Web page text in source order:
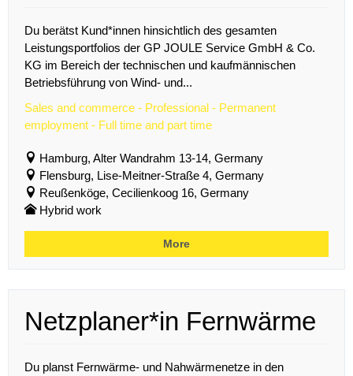
Du berätst Kund*innen hinsichtlich des gesamten
Leistungsportfolios der GP JOULE Service GmbH & Co.
KG im Bereich der technischen und kaufmännischen
Betriebsführung von Wind- und...
Sales and commerce - Professional - Permanent
employment - Full time and part time
Hamburg, Alter Wandrahm 13-14, Germany
Flensburg, Lise-Meitner-Straße 4, Germany
Reußenköge, Cecilienkoog 16, Germany
Hybrid work
More
Netzplaner*in Fernwärme
Du planst Fernwärme- und Nahwärmenetze in den